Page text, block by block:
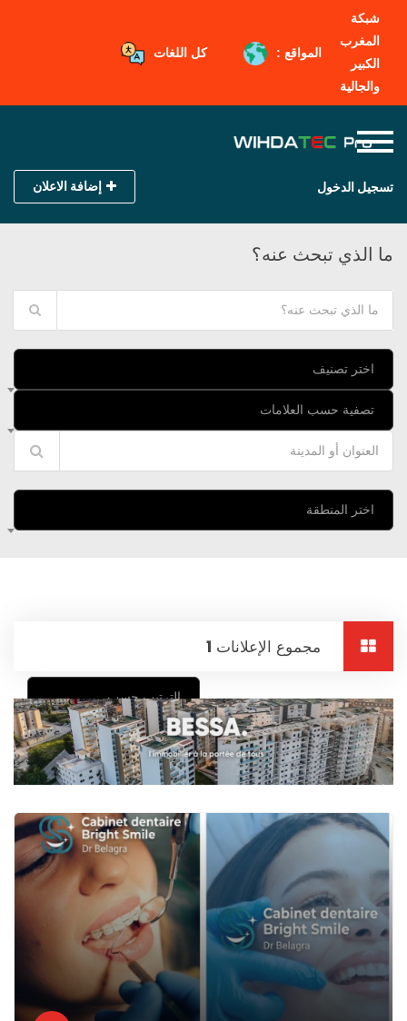
شبكة
المغرب
الكبير
والجالية
المواقع : كل اللغات
تسجيل الدخول إضافة الاعلان
ما الذي تبحث عنه؟
اختر تصنيف
تصفية حسب العلامات
اختر المنطقة
مجموع الإعلانات 1
الترتيب حسب